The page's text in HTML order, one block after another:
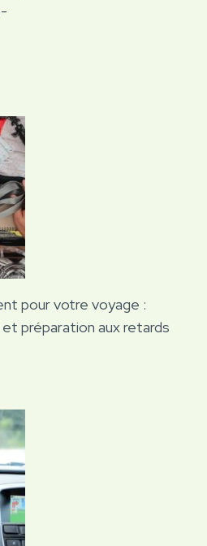
pour votre voyage :
préparation aux retards